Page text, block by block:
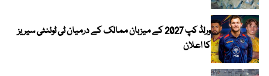
ورلڈ کپ 2027 کے میزبان ممالک کے درمیان ٹی ٹوئنٹی سیریز
کا اعلان